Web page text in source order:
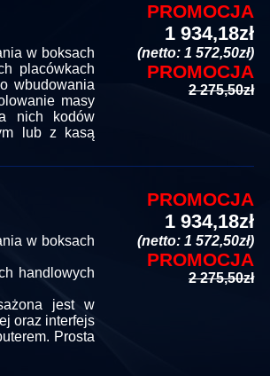
w boksach
placówkach
wbudowania
masy
nich kodów
lub z kasą
PROMOCJA
1 934,18zł
(netto: 1 572,50zł)
PROMOCJA
2 275,50zł
w boksach
handlowych
jest w
oraz interfejs
Prosta
PROMOCJA
1 934,18zł
(netto: 1 572,50zł)
PROMOCJA
2 275,50zł